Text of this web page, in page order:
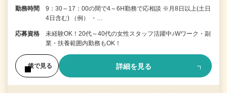
勤務時間
9：30～17：00の間で4～6H勤務で応相談 ※月8日以上(土日
4日含む) （例） ・…
応募資格
未経験OK！20代～40代の女性スタッフ活躍中♪Wワーク・副
業・扶養範囲内勤務もOK！
後で見る 詳細を見る